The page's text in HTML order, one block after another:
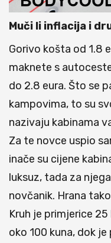
Muči li inflacija i
Gorivo košta od 1.8
maknete s
do 2.8 eura. Što se
kampovima, to su
nazivaju kabinama
Za te novce uspio
inače su cijene
luksuz, tada za
novčanik. Hrana
Kruh je primjerice
oko 100 kuna, dok